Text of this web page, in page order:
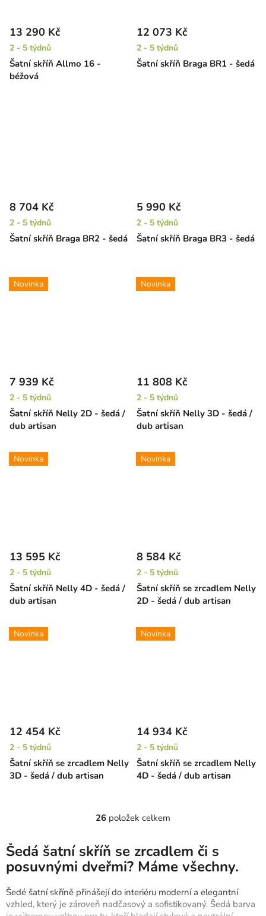
Šatní skříň Allmo 16 -
béžová
13 290 Kč
2 - 5 týdnů
Šatní skříň Braga BR1 - šedá
12 073 Kč
2 - 5 týdnů
Šatní skříň Braga BR2 - šedá
8 704 Kč
2 - 5 týdnů
Šatní skříň Braga BR3 - šedá
5 990 Kč
2 - 5 týdnů
Novinka
Šatní skříň Nelly 2D - šedá /
dub artisan
7 939 Kč
2 - 5 týdnů
Novinka
Šatní skříň Nelly 3D - šedá /
dub artisan
11 808 Kč
2 - 5 týdnů
Novinka
Šatní skříň Nelly 4D - šedá /
dub artisan
13 595 Kč
2 - 5 týdnů
Novinka
Šatní skříň se zrcadlem Nelly
2D - šedá / dub artisan
8 584 Kč
2 - 5 týdnů
Novinka
Šatní skříň se zrcadlem Nelly
3D - šedá / dub artisan
12 454 Kč
2 - 5 týdnů
Novinka
Šatní skříň se zrcadlem Nelly
4D - šedá / dub artisan
14 934 Kč
2 - 5 týdnů
O
l
á
d
a
c
26 položek celkem
Šedá šatní skříň se zrcadlem či s
posuvnými dveřmi? Máme všechny.
Šedé šatní skříně přinášejí do interiéru moderní a elegantní
vzhled, který je zároveň nadčasový a sofistikovaný. Šedá barva